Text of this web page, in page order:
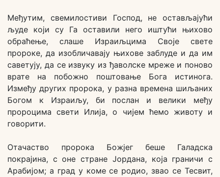
Међутим, свемилостиви Господ, не остављајући
људе који су Га оставили него иштући њихово
обраћење, слаше Израиљцима Своје свете
пророке, да изобличавају њихове заблуде и да им
саветују, да се извуку из ђаволске мреже и поново
врате на побожно поштовање Бога истинога.
Између других пророка, у разна времена шиљаних
Богом к Израиљу, би послан и велики међу
пророцима свети Илија, о чијем ћемо животу и
говорити.
Отачаство пророка Божјег беше Галадска
покрајина, с оне стране Јордана, која граничи с
Арабијом; а град у коме се родио, звао се Тесвит,